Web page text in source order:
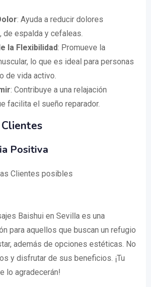
: Ayuda a reducir dolores
de espalda y cefaleas.
la Flexibilidad: Promueve la
lo que es ideal para personas
de vida activo.
: Contribuye a una relajación
facilita el sueño reparador.
Positiva
Clientes posibles
Baishui en Sevilla es una
para aquellos que buscan un refugio
además de opciones estéticas. No
y disfrutar de sus beneficios. ¡Tu
lo agradecerán!